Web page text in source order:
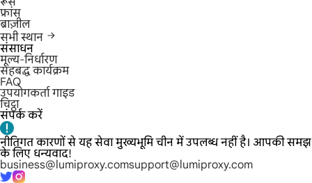
फ्रांस
ब्राज़ील
सभी स्थान
संसाधन
मूल्य-निर्धारण
सहबद्ध कार्यक्रम
FAQ
उपयोगकर्ता गाइड
चिट्ठा
संपर्क करें
नीतिगत कारणों से यह सेवा मुख्यभूमि चीन में उपलब्ध नहीं है। आपकी समझ
के लिए धन्यवाद!
business@lumiproxy.comsupport@lumiproxy.com